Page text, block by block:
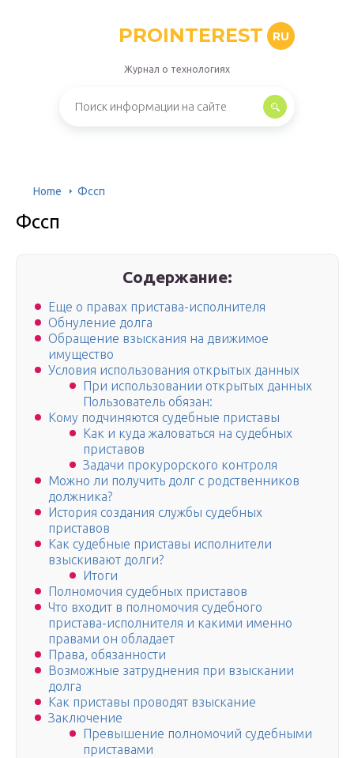
PROINTEREST RU
Журнал о технологиях
Home Фссп
Фссп
Содержание:
Еще о правах пристава-исполнителя
Обнуление долга
Обращение взыскания на движимое
имущество
Условия использования открытых данных
При использовании открытых данных
Пользователь обязан:
Кому подчиняются судебные приставы
Как и куда жаловаться на судебных
приставов
Задачи прокурорского контроля
Можно ли получить долг с родственников
должника?
История создания службы судебных
приставов
Как судебные приставы исполнители
взыскивают долги?
Итоги
Полномочия судебных приставов
Что входит в полномочия судебного
пристава-исполнителя и какими именно
правами он обладает
Права, обязанности
Возможные затруднения при взыскании
долга
Как приставы проводят взыскание
Заключение
Превышение полномочий судебными
приставами